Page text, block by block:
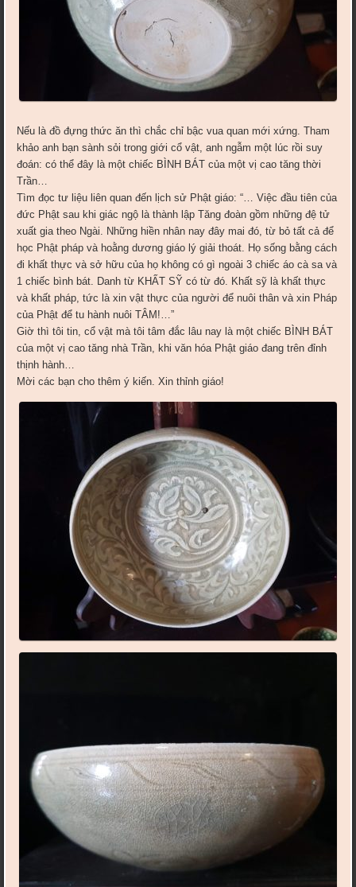
Nếu là đồ đựng thức ăn thì chắc chỉ bậc vua quan mới xứng. Tham
khảo anh bạn sành sỏi trong giới cổ vật, anh ngẫm một lúc rồi suy
đoán: có thể đây là một chiếc BÌNH BÁT của một vị cao tăng thời
Trần…
Tìm đọc tư liệu liên quan đến lịch sử Phật giáo: “… Việc đầu tiên của
đức Phật sau khi giác ngộ là thành lập Tăng đoàn gồm những đệ tử
xuất gia theo Ngài. Những hiền nhân nay đây mai đó, từ bỏ tất cả để
học Phật pháp và hoằng dương giáo lý giải thoát. Họ sống bằng cách
đi khất thực và sở hữu của họ không có gì ngoài 3 chiếc áo cà sa và
1 chiếc bình bát. Danh từ KHẤT SỸ có từ đó. Khất sỹ là khất thực
và khất pháp, tức là xin vật thực của người để nuôi thân và xin Pháp
của Phật để tu hành nuôi TÂM!…”
Giờ thì tôi tin, cổ vật mà tôi tâm đắc lâu nay là một chiếc BÌNH BÁT
của một vị cao tăng nhà Trần, khi văn hóa Phật giáo đang trên đỉnh
thịnh hành…
Mời các bạn cho thêm ý kiến. Xin thỉnh giáo!